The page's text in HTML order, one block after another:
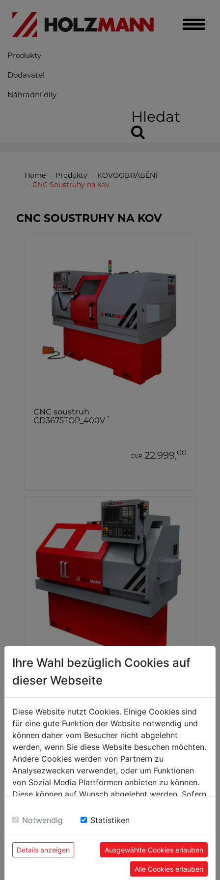
Toggle
Produkty
Dodavatel
Náhradní díly
Hledat
Home Produkty
KOVOOBRÁBĚNÍ
CNC Soustruhy na kov
CNC SOUSTRUHY NA KOV
CNC soustruh
CD3675TOP_400V *
EUR 22.999,00
CD3275ECO_400V
EUR 16.999,00
Ihre Wahl bezüglich Cookies auf
dieser Webseite
Diese Website nutzt Cookies. Einige Cookies sind
für eine gute Funktion der Website notwendig und
können daher vom Besucher nicht abgelehnt
werden, wenn Sie diese Website besuchen möchten.
Andere Cookies werden von Partnern zu
Analysezwecken verwendet, oder um Funktionen
von Sozial Media Plattformen anbieten zu können.
Diese können auf Wunsch abgelehnt werden. Sofern
Einwilligung zu unseren Cookies.
Notwendig Statistiken
Details anzeigen Ausgewählte Cookies erlauben
Alle Cookies erlauben